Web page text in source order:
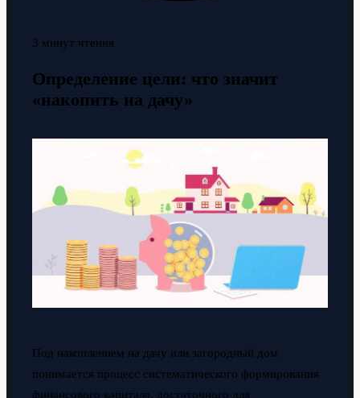
3 минут чтения
Определение цели: что значит
«накопить на дачу»
Под накоплением на дачу или загородный дом
понимается процесс систематического формирования
финансового капитала, достаточного для